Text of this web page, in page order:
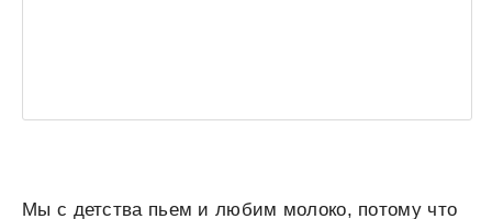
Мы с детства пьем и любим молоко, потому что